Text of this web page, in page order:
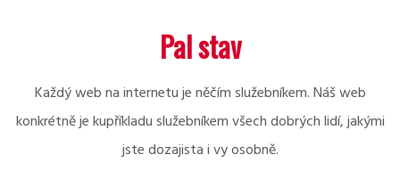
Pal stav
Každý web na internetu je něčím služebníkem. Náš web
konkrétně je kupříkladu služebníkem všech dobrých lidí, jakými
jste dozajista i vy osobně.